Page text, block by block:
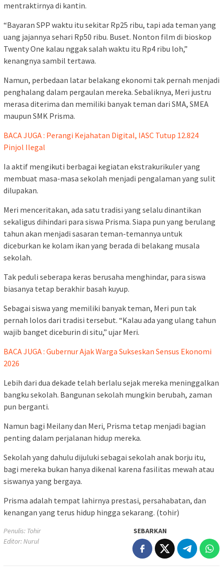
mentraktirnya di kantin.
“Bayaran SPP waktu itu sekitar Rp25 ribu, tapi ada teman yang
uang jajannya sehari Rp50 ribu. Buset. Nonton film di bioskop
Twenty One kalau nggak salah waktu itu Rp4 ribu loh,”
kenangnya sambil tertawa.
Namun, perbedaan latar belakang ekonomi tak pernah menjadi
penghalang dalam pergaulan mereka. Sebaliknya, Meri justru
merasa diterima dan memiliki banyak teman dari SMA, SMEA
maupun SMK Prisma.
BACA JUGA : Perangi Kejahatan Digital, IASC Tutup 12.824
Pinjol Ilegal
Ia aktif mengikuti berbagai kegiatan ekstrakurikuler yang
membuat masa-masa sekolah menjadi pengalaman yang sulit
dilupakan.
Meri menceritakan, ada satu tradisi yang selalu dinantikan
sekaligus dihindari para siswa Prisma. Siapa pun yang berulang
tahun akan menjadi sasaran teman-temannya untuk
diceburkan ke kolam ikan yang berada di belakang musala
sekolah.
Tak peduli seberapa keras berusaha menghindar, para siswa
biasanya tetap berakhir basah kuyup.
Sebagai siswa yang memiliki banyak teman, Meri pun tak
pernah lolos dari tradisi tersebut. “Kalau ada yang ulang tahun
wajib banget diceburin di situ,” ujar Meri.
BACA JUGA : Gubernur Ajak Warga Sukseskan Sensus Ekonomi
2026
Lebih dari dua dekade telah berlalu sejak mereka meninggalkan
bangku sekolah. Bangunan sekolah mungkin berubah, zaman
pun berganti.
Namun bagi Meilany dan Meri, Prisma tetap menjadi bagian
penting dalam perjalanan hidup mereka.
Sekolah yang dahulu dijuluki sebagai sekolah anak borju itu,
bagi mereka bukan hanya dikenal karena fasilitas mewah atau
siswanya yang bergaya.
Prisma adalah tempat lahirnya prestasi, persahabatan, dan
kenangan yang terus hidup hingga sekarang. (tohir)
Penulis: Tohir
Editor: Nurul
SEBARKAN